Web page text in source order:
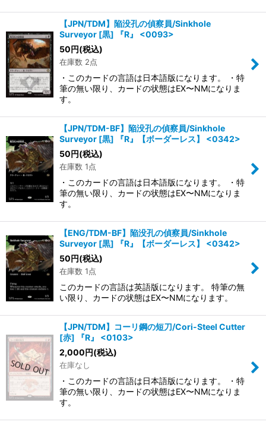
【JPN/TDM】陥没孔の偵察員/Sinkhole
Surveyor [黒] 『R』 <0093>
50円(税込)
在庫数 2点
・このカードの言語は日本語版になります。 ・特
筆の無い限り、カードの状態はEX〜NMになりま
す。
【JPN/TDM-BF】陥没孔の偵察員/Sinkhole
Surveyor [黒] 『R』【ボーダーレス】 <0342>
50円(税込)
在庫数 1点
・このカードの言語は日本語版になります。 ・特
筆の無い限り、カードの状態はEX〜NMになりま
す。
【ENG/TDM-BF】陥没孔の偵察員/Sinkhole
Surveyor [黒] 『R』【ボーダーレス】 <0342>
50円(税込)
在庫数 1点
このカードの言語は英語版になります。 特筆の無
い限り、カードの状態はEX〜NMになります。
【JPN/TDM】コーリ鋼の短刀/Cori-Steel Cutter
[赤] 『R』 <0103>
2,000円(税込)
在庫なし
・このカードの言語は日本語版になります。 ・特
筆の無い限り、カードの状態はEX〜NMになりま
す。